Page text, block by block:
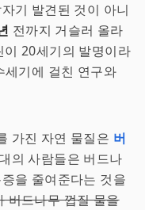
기 발견된 것이 아니
전까지 거슬러 올라
20세기의 발명이라
세기에 걸친 연구와
가진 자연 물질은 버
의 사람들은 버드나
을 줄여준다는 것을
버드나무 껍질 물을